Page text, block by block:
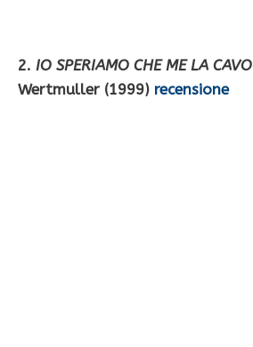
2. IO SPERIAMO CHE ME LA CAVO
Wertmuller (1999) recensione